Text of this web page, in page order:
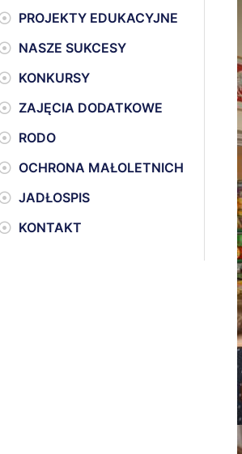
PROJEKTY EDUKACYJNE
NASZE SUKCESY
KONKURSY
ZAJĘCIA DODATKOWE
RODO
OCHRONA MAŁOLETNICH
JADŁOSPIS
KONTAKT